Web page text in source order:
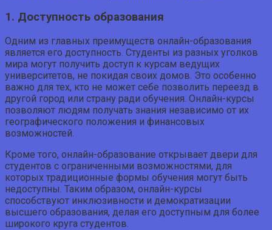
1. Доступность образования
Одним из главных преимуществ онлайн-образования
является его доступность. Студенты из разных уголков
мира могут получить доступ к курсам ведущих
университетов, не покидая своих домов. Это особенно
важно для тех, кто не может себе позволить переезд в
другой город или страну ради обучения. Онлайн-курсы
позволяют людям получать знания независимо от их
географического положения и финансовых
возможностей.
Кроме того, онлайн-образование открывает двери для
студентов с ограниченными возможностями, для
которых традиционные формы обучения могут быть
недоступны. Таким образом, онлайн-курсы
способствуют инклюзивности и демократизации
высшего образования, делая его доступным для более
широкого круга студентов.